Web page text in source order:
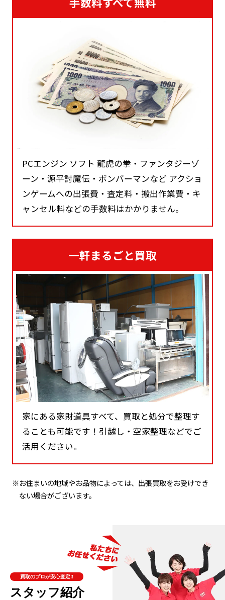
PCエンジン ソフト 龍虎の拳・ファンタジーゾ
ーン・源平討魔伝・ボンバーマンなど アクショ
ンゲームへの出張費・査定料・搬出作業費・キ
ャンセル料などの手数料はかかりません。
一軒まるごと買取
家にある家財道具すべて、買取と処分で整理す
ることも可能です！引越し・空家整理などでご
活用ください。
※お住まいの地域やお品物によっては、出張買取をお受けでき
ない場合がございます。
買取のプロが安心査定!!
スタッフ紹介